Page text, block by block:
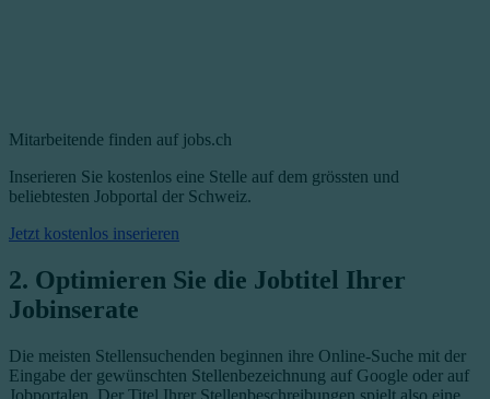
Mitarbeitende finden auf jobs.ch
Inserieren Sie kostenlos eine Stelle auf dem grössten und
beliebtesten Jobportal der Schweiz.
Jetzt kostenlos inserieren
2. Optimieren Sie die Jobtitel Ihrer
Jobinserate
Die meisten Stellensuchenden beginnen ihre Online-Suche mit der
Eingabe der gewünschten Stellenbezeichnung auf Google oder auf